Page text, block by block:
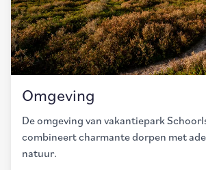
Omgeving
De omgeving van vakantiepark
combineert charmante dorpen met
natuur.